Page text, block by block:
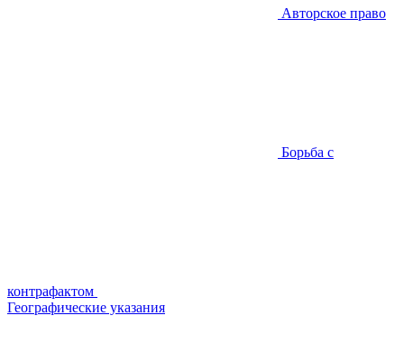
Авторское право
Борьба с
контрафактом
Географические указания